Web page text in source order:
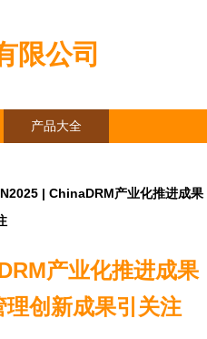
限公司
产品大全
| ChinaDRM产业化推进成果
产业化推进成果
创新成果引关注